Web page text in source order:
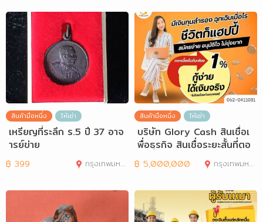
สินค้ามือหนึ่ง ให้เช่า
เหรียญที่ระลึก ร.5 ปี 37 อาจ
ารย์ข่าย
฿ 399 กรุงเทพมหานคร
สินค้ามือหนึ่ง ให้เช่า
บริษัท Glory Cash สินเชื่อเ
พื่อธุรกิจ สินเชื่อระยะสั้นที่ตอ
฿ 5,000,000 กรุงเทพมหานคร